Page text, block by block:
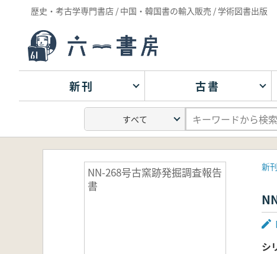
歴史・考古学専門書店 / 中国・韓国書の輸入販売 / 学術図書出版
新刊 古書
NN-268号古窯跡発掘調査報告
書
新刊
シ